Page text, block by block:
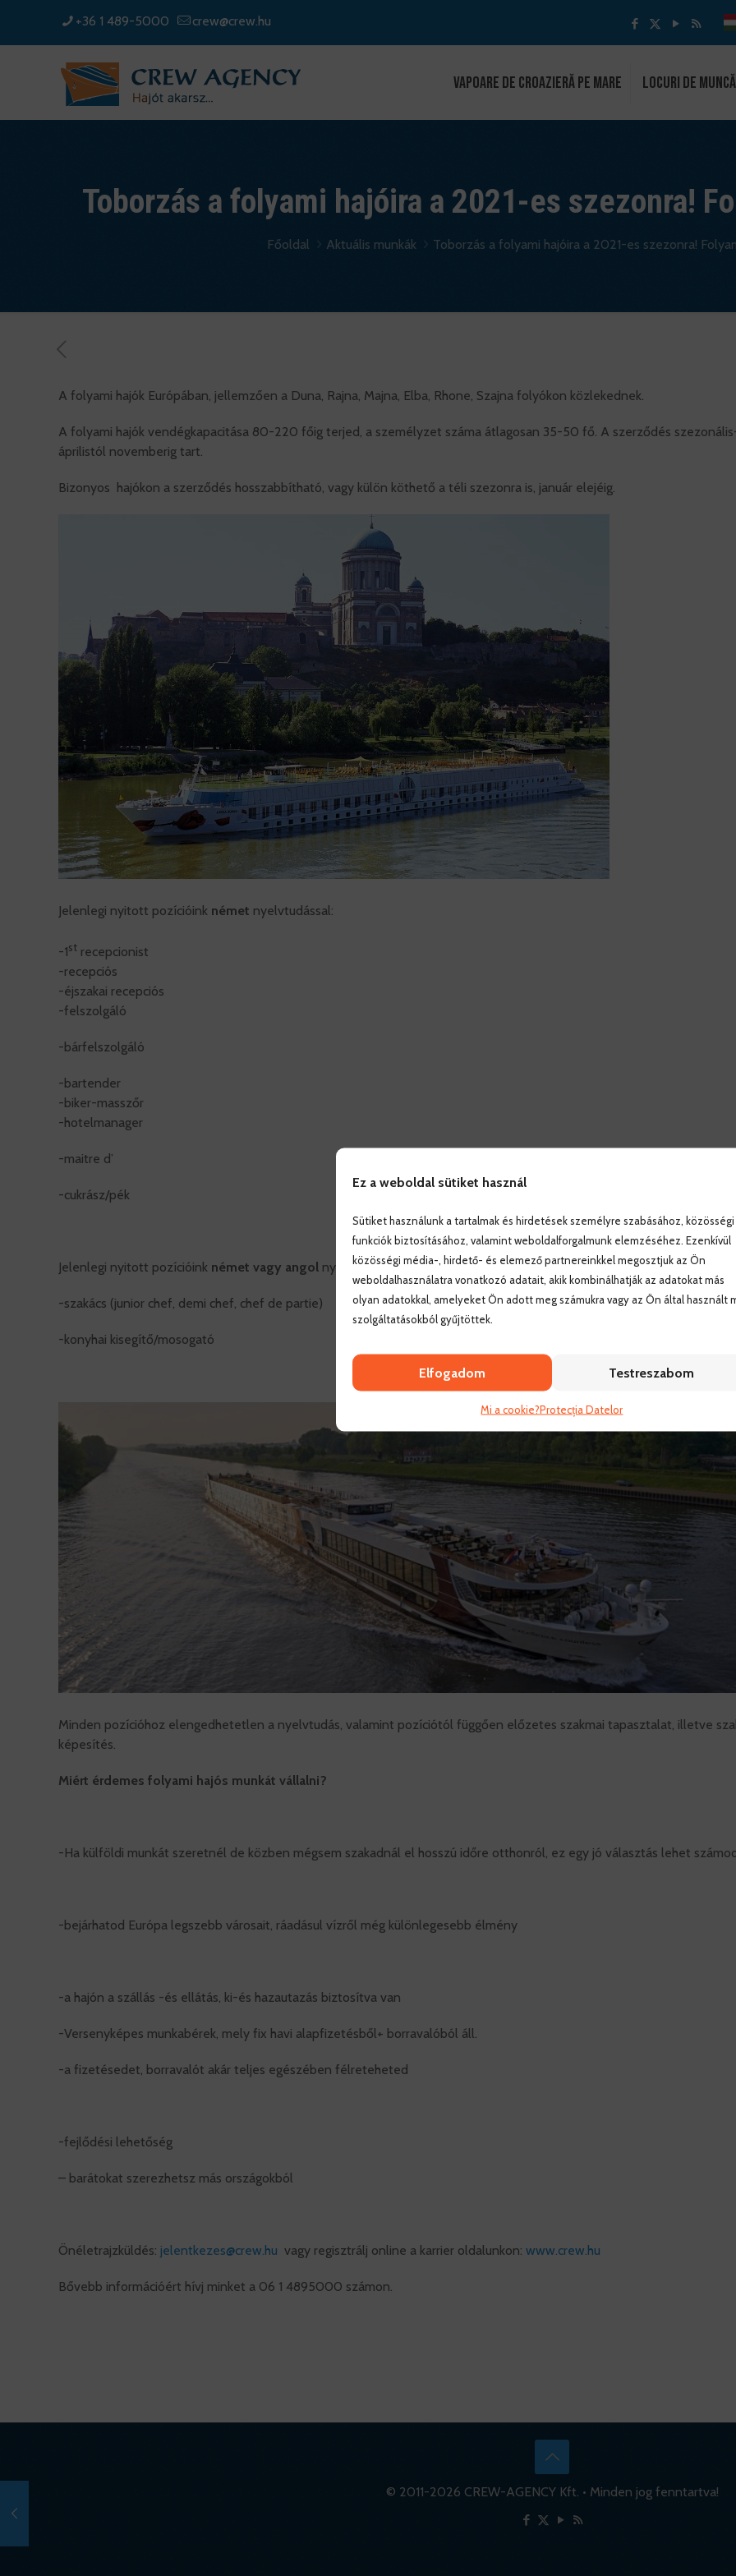
Ez a weboldal sütiket használ
Sütiket használunk a tartalmak és hirdetések személyre szabásához, közösségi
funkciók biztosításához, valamint weboldalforgalmunk elemzéséhez. Ezenkívül
közösségi média-, hirdető- és elemező partnereinkkel megosztjuk az Ön
weboldalhasználatra vonatkozó adatait, akik kombinálhatják az adatokat más
olyan adatokkal, amelyeket Ön adott meg számukra vagy az Ön által használt
szolgáltatásokból gyűjtöttek.
Elfogadom Testreszabom
Mi a cookie?Protecția Datelor
+36 1 489-5000 crew@crew.hu
Vapoare de croazieră pe mare Locuri de
Toborzás a folyami hajóira a 2021-es szezonra!
Főoldal Aktuális munkák Toborzás a folyami hajóira a 2021-es szezonra!
A folyami hajók Európában, jellemzően a Duna, Rajna, Majna, Elba, Rhone, Szajna folyókon közlekednek.
A folyami hajók vendégkapacitása 80-220 főig terjed, a személyzet száma átlagosan 35-50 fő. A szerződés
áprilistól novemberig tart.
Bizonyos hajókon a szerződés hosszabbítható, vagy külön köthető a téli szezonra is, január elejéig.
Jelenlegi nyitott pozícióink német nyelvtudással:
-1st recepcionist
-recepciós
-éjszakai recepciós
-felszolgáló
-bárfelszolgáló
-bartender
-biker-masszőr
-hotelmanager
-maitre d’
-cukrász/pék
Jelenlegi nyitott pozícióink német vagy angol nyelvtudással:
-szakács (junior chef, demi chef, chef de partie)
-konyhai kisegítő/mosogató
Minden pozícióhoz elengedhetetlen a nyelvtudás, valamint pozíciótól függően előzetes szakmai tapasztalat, illetve
képesítés.
Miért érdemes folyami hajós munkát vállalni?
-Ha külföldi munkát szeretnél de közben mégsem szakadnál el hosszú időre otthonról, ez egy jó választás lehet
-bejárhatod Európa legszebb városait, ráadásul vízről még különlegesebb élmény
-a hajón a szállás -és ellátás, ki-és hazautazás biztosítva van
-Versenyképes munkabérek, mely fix havi alapfizetésből+ borravalóból áll.
-a fizetésedet, borravalót akár teljes egészében félreteheted
-fejlődési lehetőség
– barátokat szerezhetsz más országokból
Önéletrajzküldés: jelentkezes@crew.hu vagy regisztrálj online a karrier oldalunkon:www.crew.hu
Bővebb információért hívj minket a 06 1 4895000 számon.
© 2011-2026 CREW-AGENCY Kft. • Minden jog fenntartva!